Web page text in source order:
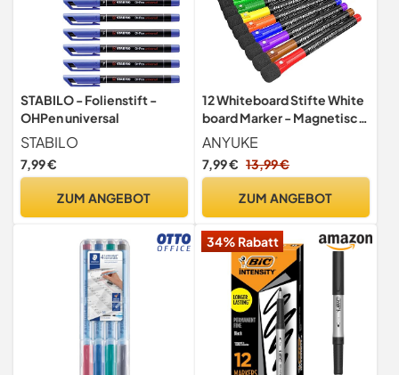
STABILO - Folienstift -
OHPen universal
STABILO
7,99 €
ZUM ANGEBOT
12 Whiteboard Stifte White
board Marker - Magnetisch
Whiteboard Stifte mit
Schwamm,Folienstift
Abwischbar Tafelstifte Non
Erase Marker für
Lehrer Zubehör
ANYUKE
7,99 € 13,99 €
ZUM ANGEBOT
34% Rabatt